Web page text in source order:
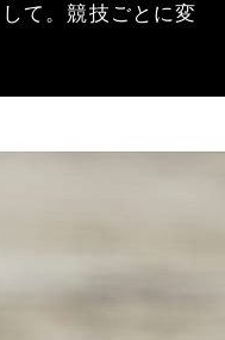
て。競技ごとに変